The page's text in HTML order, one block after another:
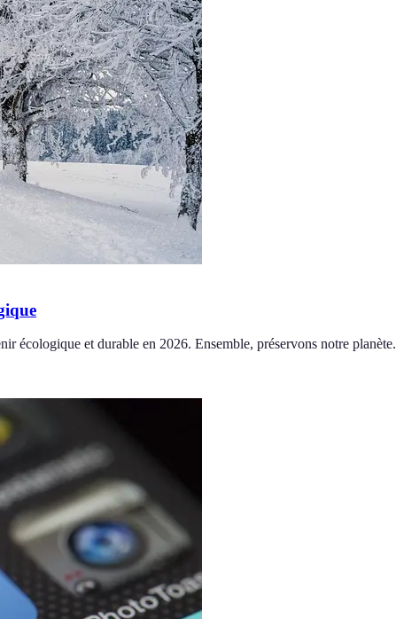
écologique et durable en 2026. Ensemble, préservons notre planète.